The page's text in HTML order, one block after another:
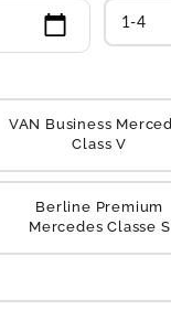
VAN Business
Class V
Berline Premium
Mercedes Classe S